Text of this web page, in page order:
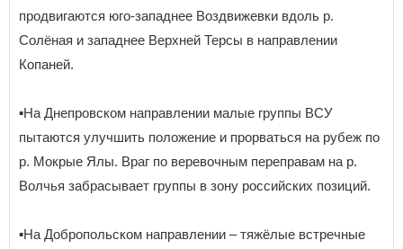
продвигаются юго-западнее Воздвижевки вдоль р.
Солёная и западнее Верхней Терсы в направлении
Копаней.
▪️На Днепровском направлении малые группы ВСУ
пытаются улучшить положение и прорваться на рубеж по
р. Мокрые Ялы. Враг по веревочным переправам на р.
Волчья забрасывает группы в зону российских позиций.
▪️На Добропольском направлении – тяжёлые встречные